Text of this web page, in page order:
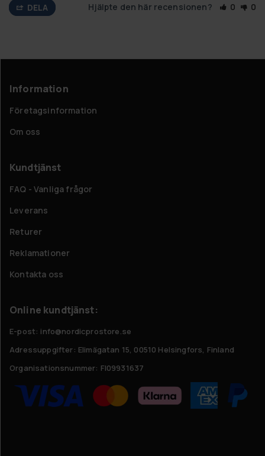
DELA Hjälpte den här recensionen? 0 0
Information
Företagsinformation
Om oss
Kundtjänst
FAQ - Vanliga frågor
Leverans
Returer
Reklamationer
Kontakta oss
Online kundtjänst:
E-post: info@nordicprostore.se
Adressuppgifter: Elimägatan 15, 00510 Helsingfors, Finland
Organisationsnummer: FI09931637